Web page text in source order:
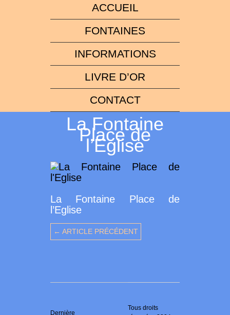
ACCUEIL
FONTAINES
INFORMATIONS
LIVRE D’OR
CONTACT
La Fontaine
Place de
l’Eglise
La Fontaine Place de
l’Eglise
← ARTICLE PRÉCÉDENT
Dernière
Tous droits